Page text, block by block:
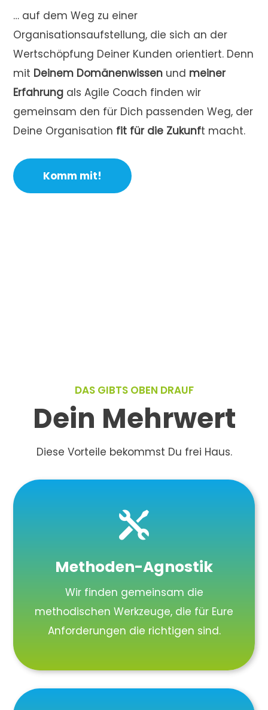
… auf dem Weg zu einer
Organisationsaufstellung, die sich an der
Wertschöpfung Deiner Kunden orientiert. Denn
mit Deinem Domänenwissen und meiner
Erfahrung als Agile Coach finden wir
gemeinsam den für Dich passenden Weg, der
Deine Organisation fit für die Zukunft macht.
Komm mit!
DAS GIBTS OBEN DRAUF
Dein Mehrwert
Diese Vorteile bekommst Du frei Haus.

Methoden-Agnostik
Wir finden gemeinsam die
methodischen Werkzeuge, die für Eure
Anforderungen die richtigen sind.